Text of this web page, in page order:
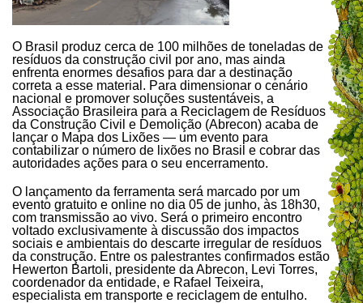
O Brasil produz cerca de 100 milhões de toneladas de
resíduos da construção civil por ano, mas ainda
enfrenta enormes desafios para dar a destinação
correta a esse material. Para dimensionar o cenário
nacional e promover soluções sustentáveis, a
Associação Brasileira para a Reciclagem de Resíduos
da Construção Civil e Demolição (Abrecon) acaba de
lançar o Mapa dos Lixões — um evento para
contabilizar o número de lixões no Brasil e cobrar das
autoridades ações para o seu encerramento.
O lançamento da ferramenta será marcado por um
evento gratuito e online no dia 05 de junho, às 18h30,
com transmissão ao vivo. Será o primeiro encontro
voltado exclusivamente à discussão dos impactos
sociais e ambientais do descarte irregular de resíduos
da construção. Entre os palestrantes confirmados estão
Hewerton Bartoli, presidente da Abrecon, Levi Torres,
coordenador da entidade, e Rafael Teixeira,
especialista em transporte e reciclagem de entulho.